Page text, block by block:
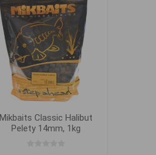
Mikbaits Classic Halibut
Pelety 14mm, 1kg